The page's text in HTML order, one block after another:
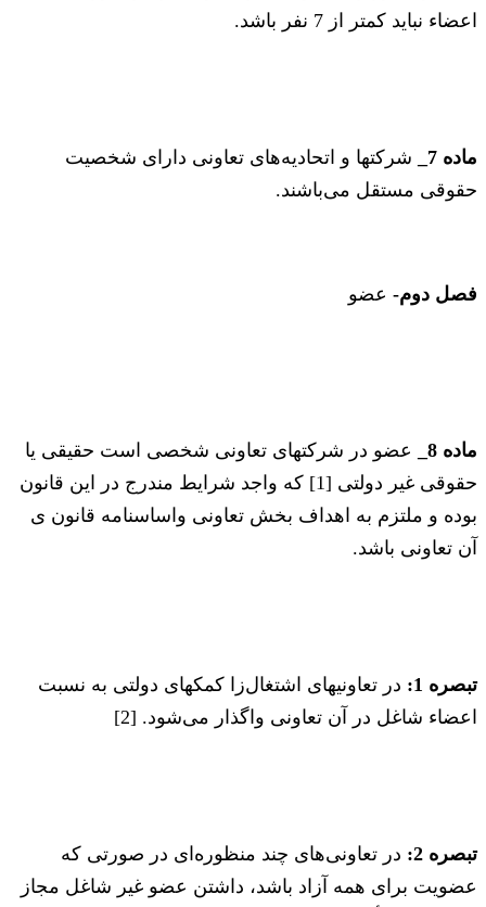
اعضاء نباید کمتر از 7 نفر باشد.
ماده 7_
شرکتها و اتحادیه‌های تعاونی دارای شخصیت
حقوقی مستقل می‌باشند.
فصل دوم- عضو
ماده 8_
عضو در شرکتهای تعاونی شخصی است حقیقی ‌یا
حقوقی غیر دولتی [1] که واجد شرایط مندرج در این قانون
بوده و ملتزم به اهداف بخش تعاونی و‌اساسنامه قانون ی
آن تعاونی باشد.
تبصره 1:
در تعاونیهای اشتغال‌زا کمکهای دولتی به نسبت
اعضاء شاغل در آن تعاونی واگذار می‌شود. [2]
تبصره 2:
در تعاونی‌های چند منظوره‌ای در صورتی که
عضویت برای همه آزاد باشد، داشتن عضو غیر شاغل مجاز